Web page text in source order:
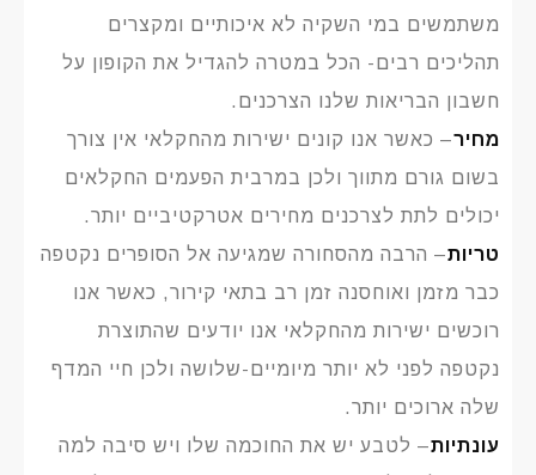
משתמשים במי השקיה לא איכותיים ומקצרים
תהליכים רבים- הכל במטרה להגדיל את הקופון על
חשבון הבריאות שלנו הצרכנים.
מחיר– כאשר אנו קונים ישירות מהחקלאי אין צורך
בשום גורם מתווך ולכן במרבית הפעמים החקלאים
יכולים לתת לצרכנים מחירים אטרקטיביים יותר.
טריות– הרבה מהסחורה שמגיעה אל הסופרים נקטפה
כבר מזמן ואוחסנה זמן רב בתאי קירור, כאשר אנו
רוכשים ישירות מהחקלאי אנו יודעים שהתוצרת
נקטפה לפני לא יותר מיומיים-שלושה ולכן חיי המדף
שלה ארוכים יותר.
עונתיות– לטבע יש את החוכמה שלו ויש סיבה למה